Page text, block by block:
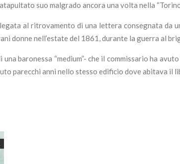
suo malgrado ancora una volta nella “Torino
al ritrovamento di una lettera consegnata da
donne nell’estate del 1861, durante la guerra al
baronessa “medium”- che il commissario ha
parecchi anni nello stesso edificio dove abitava il